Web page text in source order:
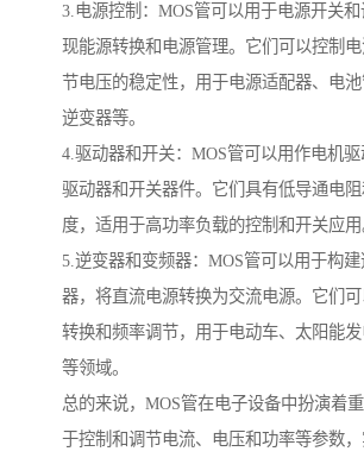
3.电源控制：MOS管可以用于电源开关
现能源转换和电源管理。它们可以控制
节电压的稳定性，用于电源适配器、电
逆变器等。
4.驱动器和开关：MOS管可以用作电机
驱动器和开关器件。它们具有低导通电
度，适用于高功率负载的控制和开关应用
5.逆变器和变频器：MOS管可以用于构
器，将直流电源转换为交流电源。它们
转换和频率调节，用于电动车、太阳能
等领域。
总的来说，MOS管在电子设备中扮演着
于控制和调节电流、电压和功率等参数